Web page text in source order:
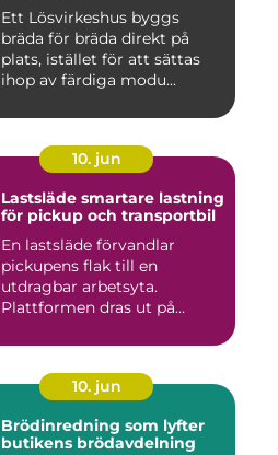
Ett Lösvirkeshus byggs
bräda för bräda direkt på
plats, istället för att sättas
ihop av färdiga modu...
10. jun
Lastsläde smartare lastning
för pickup och transportbil
En lastsläde förvandlar
pickupens flak till en
utdragbar arbetsyta.
Plattformen dras ut på
10. jun
Brödinredning som lyfter
butikens brödavdelning